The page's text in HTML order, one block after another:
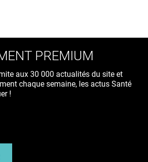
PREMIUM
aux 30 000 actualités du site et
chaque semaine, les actus Santé
!